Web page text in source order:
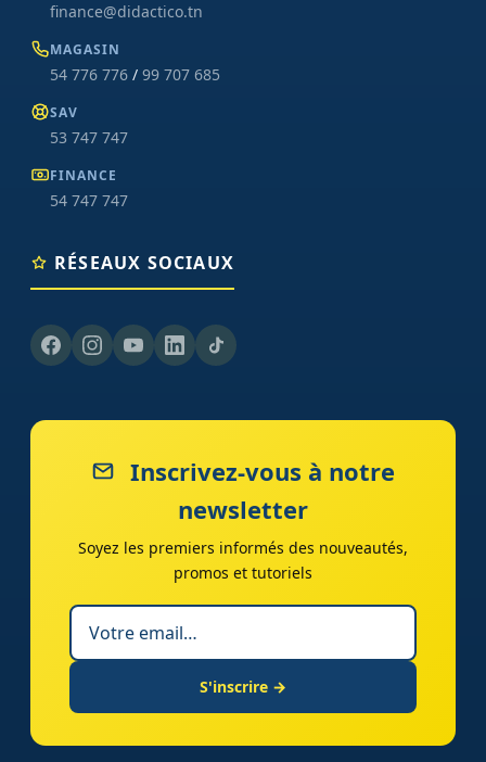
finance@didactico.tn
MAGASIN
54 776 776 / 99 707 685
SAV
53 747 747
FINANCE
54 747 747
RÉSEAUX SOCIAUX
Inscrivez-vous à notre
newsletter
Soyez les premiers informés des nouveautés,
promos et tutoriels
S'inscrire →